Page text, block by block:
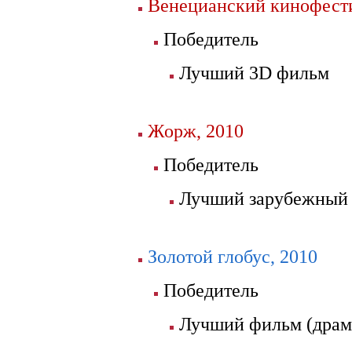
Венецианский
Победитель
Лучший 3D фильм
Жорж, 2010
Победитель
Лучший
Золотой глобус, 2010
Победитель
Лучший фильм